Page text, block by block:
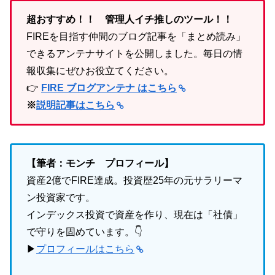
超おすすめ！！ 管理人イチ推しのツール！！
FIREを目指す仲間のブログ記事を「まとめ読み」
できるアンテナサイトを公開しました。毎日の情
報収集にぜひお役立てください。
👉 FIRE ブログアンテナ はこちら
※説明記事はこちら
【筆者：モンチ プロフィール】
資産2億でFIRE達成。投資歴25年の元サラリーマ
ン投資家です。
インデックス投資で資産を作り、現在は「社債」
で守りを固めています。👇
▶ プロフィールはこちら